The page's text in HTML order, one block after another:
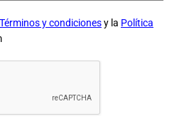
Términos y condicionesy la Política